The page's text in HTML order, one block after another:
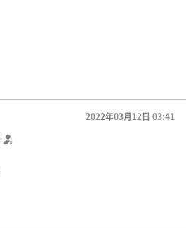
2022年03月12日 03:41